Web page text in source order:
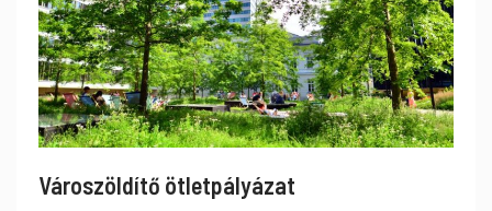
Városzöldítő ötletpályázat